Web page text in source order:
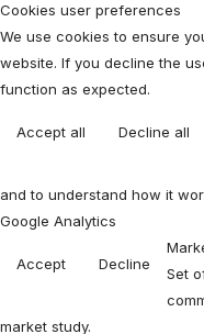
Cookies user preferences
We use cookies to ensure
website. If you decline the
function as expected.
Accept all Decline all
and to understand how it
Google Analytics
Accept Decline
Set
market study.